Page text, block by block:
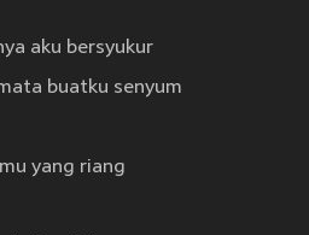
aku bersyukur
buatku senyum
yang riang